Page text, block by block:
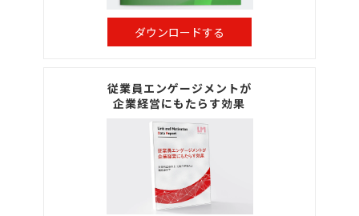
ダウンロードする
従業員エンゲージメントが
企業経営にもたらす効果